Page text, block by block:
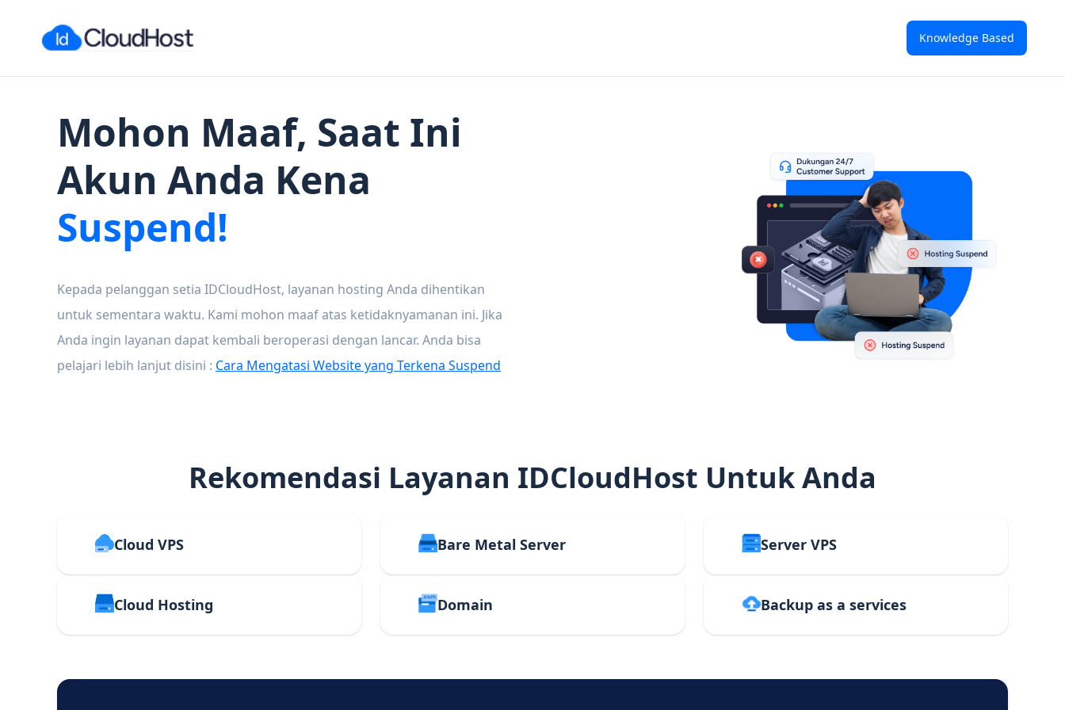
Knowledge Based
Mohon Maaf, Saat Ini
Akun Anda Kena
Suspend!
Kepada pelanggan setia IDCloudHost, layanan hosting Anda dihentikan
untuk sementara waktu. Kami mohon maaf atas ketidaknyamanan ini. Jika
Anda ingin layanan dapat kembali beroperasi dengan lancar. Anda bisa
pelajari lebih lanjut disini : Cara Mengatasi Website yang Terkena Suspend
Rekomendasi Layanan IDCloudHost Untuk Anda
Cloud VPS Bare Metal Server Server VPS
Cloud Hosting Domain Backup as a services